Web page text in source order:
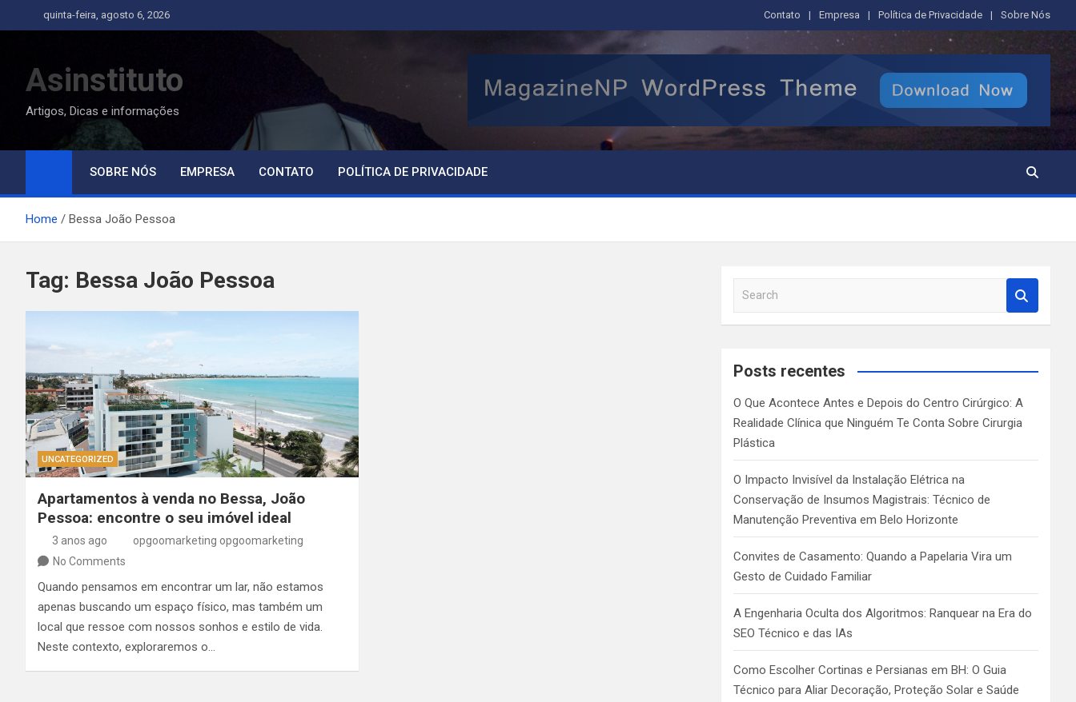
to
quinta-feira, agosto 6, 2026 Contato Empresa Política de Privacidade Sobre Nós
Asinstituto
Artigos, Dicas e informações
SOBRE NÓS EMPRESA CONTATO POLÍTICA DE PRIVACIDADE
Home Bessa João Pessoa
Tag: Bessa João Pessoa
UNCATEGORIZED
Apartamentos à venda no Bessa, João
Pessoa: encontre o seu imóvel ideal
3 anos ago
opgoomarketing opgoomarketing
No Comments
Quando pensamos em encontrar um lar, não estamos
apenas buscando um espaço físico, mas também um
local que ressoe com nossos sonhos e estilo de vida.
Neste contexto, exploraremos o…
a
c
Posts recentes
O Que Acontece Antes e Depois do Centro Cirúrgico: A
Realidade Clínica que Ninguém Te Conta Sobre Cirurgia
Plástica
O Impacto Invisível da Instalação Elétrica na
Conservação de Insumos Magistrais: Técnico de
Manutenção Preventiva em Belo Horizonte
Convites de Casamento: Quando a Papelaria Vira um
Gesto de Cuidado Familiar
A Engenharia Oculta dos Algoritmos: Ranquear na Era do
SEO Técnico e das IAs
Como Escolher Cortinas e Persianas em BH: O Guia
Técnico para Aliar Decoração, Proteção Solar e Saúde